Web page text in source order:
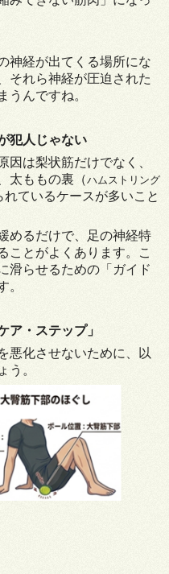
神経が出てくる場所にな
それら神経が圧迫された
うんですね。
犯人じゃない
因は梨状筋だけでなく、
太ももの裏（ハムストリング
ているケースが多いこと
めるだけで、足の神経特
ことがよくあります。こ
滑らせるための「ガイド
。
ア・ステップ」
悪化させないために、以
う。